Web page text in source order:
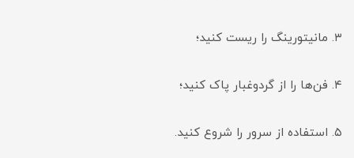
۳. مانیتورینگ را ریست‌ کنید؛
۴. فن‌ها را از گردوغبار پاک کنید؛
۵. استفاده از سرور را شروع کنید.